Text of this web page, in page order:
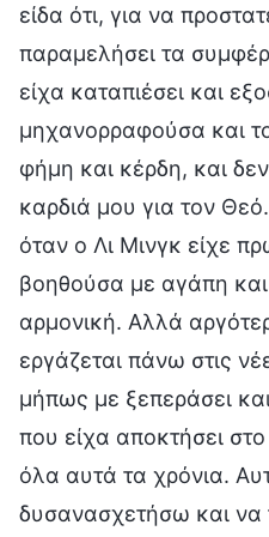
είδα ότι, για να
παραμελήσει τα
είχα καταπιέσει και
μηχανορραφούσα και
φήμη και κέρδη, και
καρδιά μου για τον
όταν ο Λι Μινγκ είχε
βοηθούσα με αγάπη
αρμονική. Αλλά
εργάζεται πάνω στις
μήπως με ξεπεράσει
που είχα αποκτήσει
όλα αυτά τα χρόνια.
δυσανασχετήσω και να